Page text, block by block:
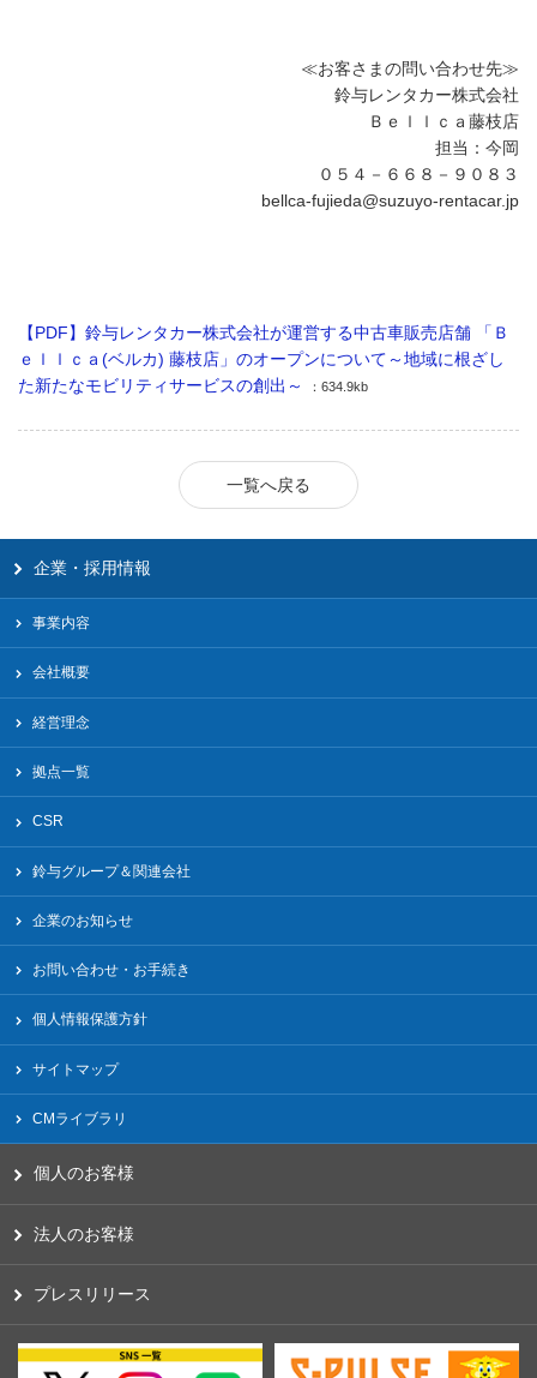
≪お客さまの問い合わせ先≫
鈴与レンタカー株式会社
Ｂｅｌｌｃａ藤枝店
担当：今岡
０５４－６６８－９０８３
bellca-fujieda@suzuyo-rentacar.jp
【PDF】鈴与レンタカー株式会社が運営する中古車販売店舗 「Ｂ
ｅｌｌｃａ(ベルカ) 藤枝店」のオープンについて～地域に根ざし
た新たなモビリティサービスの創出～
：634.9kb
一覧へ戻る
企業・採用情報
事業内容
会社概要
経営理念
拠点一覧
CSR
鈴与グループ＆関連会社
企業のお知らせ
お問い合わせ・お手続き
個人情報保護方針
サイトマップ
CMライブラリ
個人のお客様
法人のお客様
プレスリリース